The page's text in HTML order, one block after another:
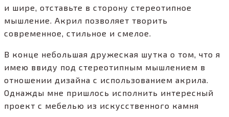
и шире, отставьте в сторону стереотипное
мышление. Акрил позволяет творить
современное, стильное и смелое.
В конце небольшая дружеская шутка о том, что я
имею ввиду под стереотипным мышлением в
отношении дизайна с использованием акрила.
Однажды мне пришлось исполнить интересный
проект с мебелью из искусственного камня